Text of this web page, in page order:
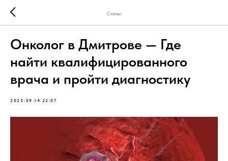
Статьи
Онколог в Дмитрове — Где
найти квалифицированного
врача и пройти диагностику
2025-09-14 22:07